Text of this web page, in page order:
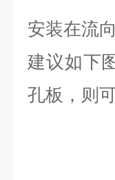
安装在流
建议如下
孔板，则